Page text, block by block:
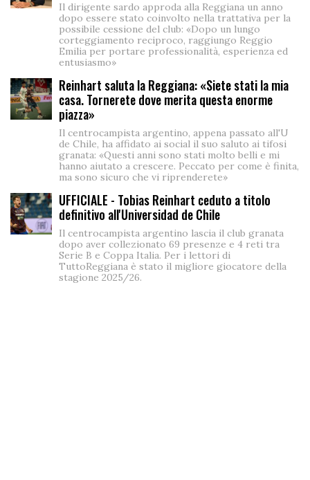
Il dirigente sardo approda alla Reggiana un anno
dopo essere stato coinvolto nella trattativa per la
possibile cessione del club: «Dopo un lungo
corteggiamento reciproco, raggiungo Reggio
Emilia per portare professionalità, esperienza ed
entusiasmo»
Reinhart saluta la Reggiana: «Siete stati la mia
casa. Tornerete dove merita questa enorme
piazza»
Il centrocampista argentino, appena passato all'U
de Chile, ha affidato ai social il suo saluto ai tifosi
granata: «Questi anni sono stati molto belli e mi
hanno aiutato a crescere. Peccato per come è finita,
ma sono sicuro che vi riprenderete»
UFFICIALE - Tobias Reinhart ceduto a titolo
definitivo all'Universidad de Chile
Il centrocampista argentino lascia il club granata
dopo aver collezionato 69 presenze e 4 reti tra
Serie B e Coppa Italia. Per i lettori di
TuttoReggiana è stato il migliore giocatore della
stagione 2025/26.